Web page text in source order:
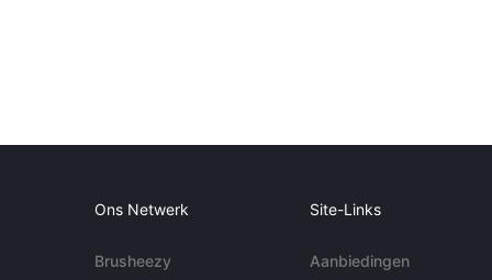
Ons Netwerk
Brusheezy
Site-Links
Aanbiedingen